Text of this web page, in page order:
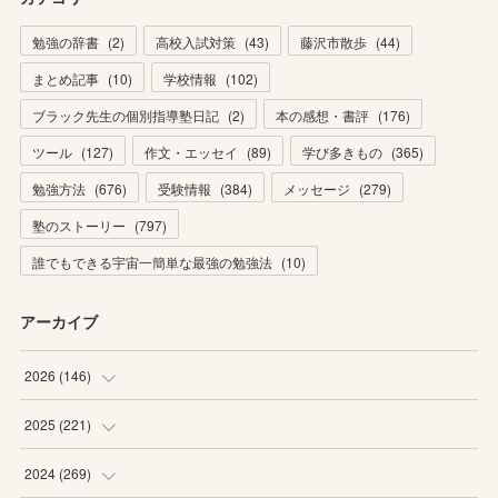
勉強の辞書 (2) 高校入試対策 (43) 藤沢市散歩 (44)
まとめ記事 (10) 学校情報 (102)
ブラック先生の個別指導塾日記 (2) 本の感想・書評 (176)
ツール (127) 作文・エッセイ (89) 学び多きもの (365)
勉強方法 (676) 受験情報 (384) メッセージ (279)
塾のストーリー (797)
誰でもできる宇宙一簡単な最強の勉強法 (10)
アーカイブ
2026 (146)
(4)
(22
2025 (221)
(19
2024 (269)